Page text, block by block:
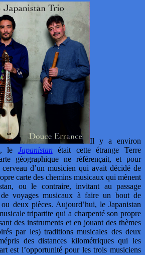
Il y a environ
le Japanistan était cette étrange Terre
géographique ne référençait, et pour
d’un musicien qui avait décidé de
carte des chemins musicaux qui mènent
ou le contraire, invitant au passage
de voyages musicaux à faire un bout de
deux pièces. Aujourd’hui, le Japanistan
tripartite qui a charpenté son propre
des instruments et en jouant des thèmes
par les) traditions musicales des deux
des distances kilométriques qui les
est l’opportunité pour les trois musiciens